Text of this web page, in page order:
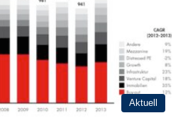
Aktuell